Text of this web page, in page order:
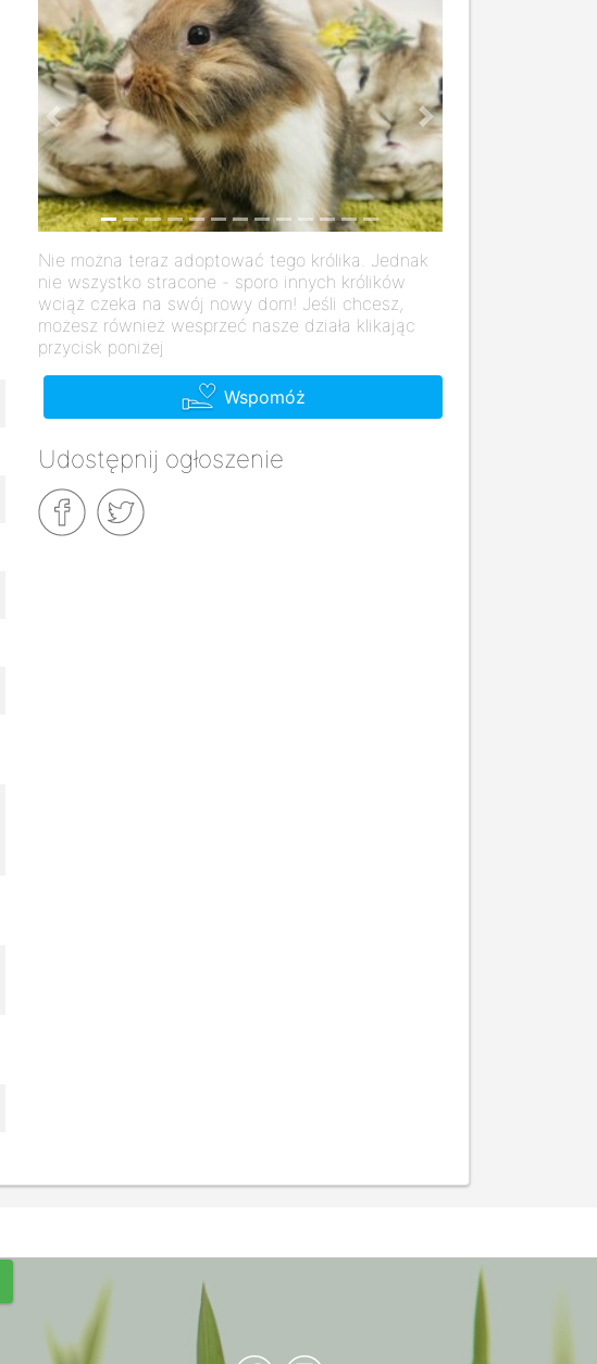
Previous Next
Nie można teraz adoptować tego królika. Jednak
nie wszystko stracone - sporo innych królików
wciąż czeka na swój nowy dom! Jeśli chcesz,
możesz również wesprzeć nasze działa klikając
przycisk poniżej
Wspomóż
Udostępnij ogłoszenie